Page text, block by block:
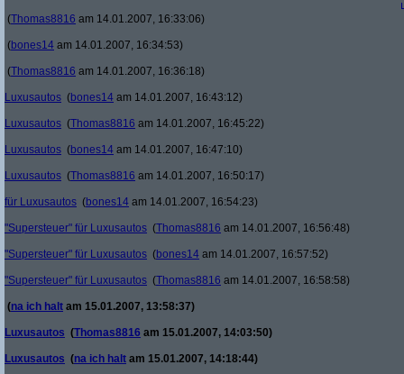
(Thomas8816 am 14.01.2007, 16:33:06)
(bones14 am 14.01.2007, 16:34:53)
(Thomas8816 am 14.01.2007, 16:36:18)
Luxusautos (bones14 am 14.01.2007, 16:43:12)
Luxusautos (Thomas8816 am 14.01.2007, 16:45:22)
Luxusautos (bones14 am 14.01.2007, 16:47:10)
Luxusautos (Thomas8816 am 14.01.2007, 16:50:17)
für Luxusautos (bones14 am 14.01.2007, 16:54:23)
"Supersteuer" für Luxusautos (Thomas8816 am 14.01.2007, 16:56:48)
"Supersteuer" für Luxusautos (bones14 am 14.01.2007, 16:57:52)
"Supersteuer" für Luxusautos (Thomas8816 am 14.01.2007, 16:58:58)
(na ich halt am 15.01.2007, 13:58:37)
Luxusautos (Thomas8816 am 15.01.2007, 14:03:50)
Luxusautos (na ich halt am 15.01.2007, 14:18:44)